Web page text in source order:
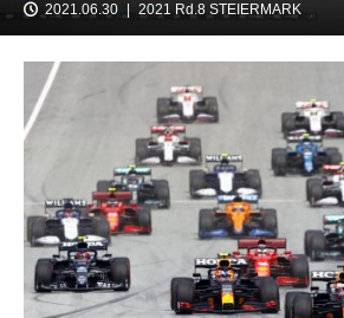
2021.06.30 2021 Rd.8 STEIERMARK